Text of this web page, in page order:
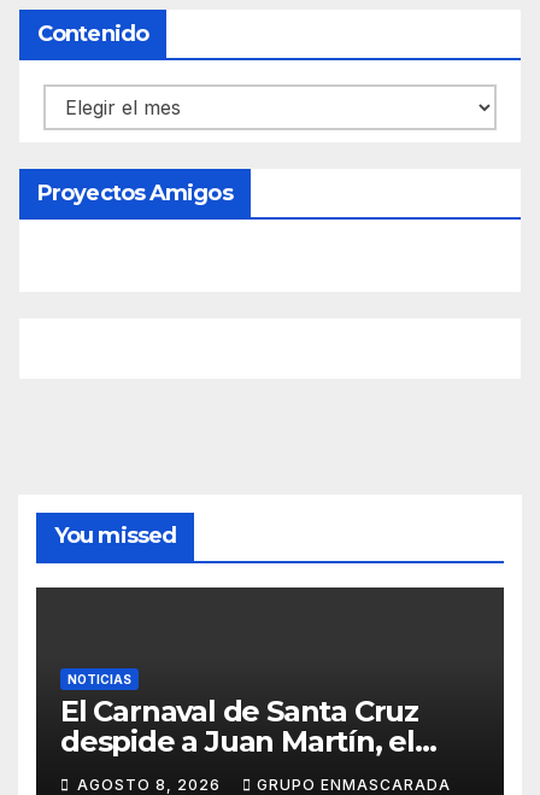
Contenido
Contenido
Proyectos Amigos
You missed
NOTICIAS
El Carnaval de Santa Cruz
despide a Juan Martín, el
inolvidable «Cristóbal Colón»
AGOSTO 8, 2026 GRUPO ENMASCARADA